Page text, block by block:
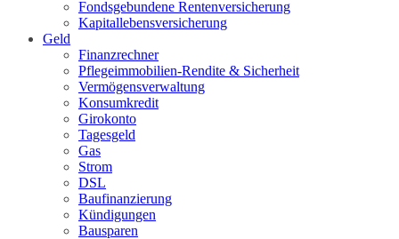
Fondsgebundene Rentenversicherung
Kapitallebensversicherung
Geld
Finanzrechner
Pflegeimmobilien-Rendite & Sicherheit
Vermögensverwaltung
Konsumkredit
Girokonto
Tagesgeld
Gas
Strom
DSL
Baufinanzierung
Kündigungen
Bausparen